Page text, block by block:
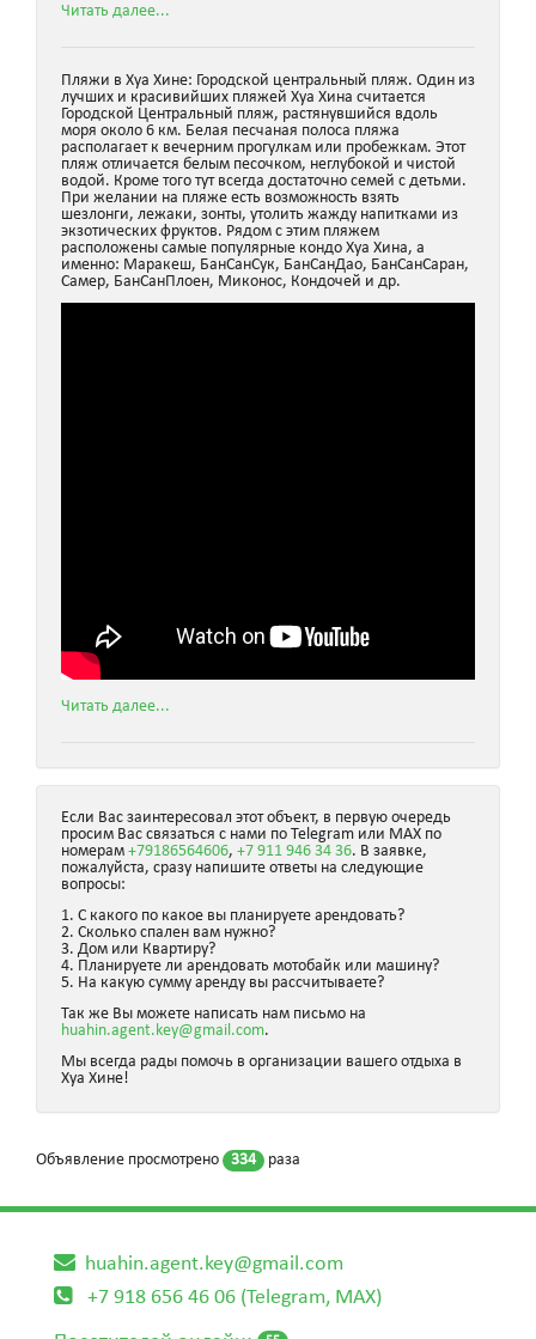
Читать далее...
Пляжи в Хуа Хине: Городской центральный пляж. Один из
лучших и красивийших пляжей Хуа Хина считается
Городской Центральный пляж, растянувшийся вдоль
моря около 6 км. Белая песчаная полоса пляжа
располагает к вечерним прогулкам или пробежкам. Этот
пляж отличается белым песочком, неглубокой и чистой
водой. Кроме того тут всегда достаточно семей с детьми.
При желании на пляже есть возможность взять
шезлонги, лежаки, зонты, утолить жажду напитками из
экзотических фруктов. Рядом с этим пляжем
расположены самые популярные кондо Хуа Хина, а
именно: Маракеш, БанСанСук, БанСанДао, БанСанСаран,
Самер, БанСанПлоен, Миконос, Кондочей и др.
Читать далее...
Если Вас заинтересовал этот объект, в первую очередь
просим Вас связаться с нами по Telegram или MAX по
номерам +79186564606, +7 911 946 34 36. В заявке,
пожалуйста, сразу напишите ответы на следующие
вопросы:
1. С какого по какое вы планируете арендовать?
2. Сколько спален вам нужно?
3. Дом или Квартиру?
4. Планируете ли арендовать мотобайк или машину?
5. На какую сумму аренду вы рассчитываете?
Так же Вы можете написать нам письмо на
huahin.agent.key@gmail.com.
Мы всегда рады помочь в организации вашего отдыха в
Хуа Хине!
Объявление просмотрено 334 раза
huahin.agent.key@gmail.com
+7 918 656 46 06 (Telegram, MAX)